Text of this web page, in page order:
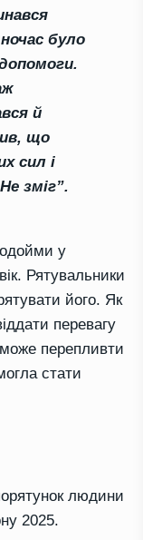
було
й
що
сил і
зміг”.
у
Рятувальники
його. Як
перевагу
перепливти
стати
людини
2025.